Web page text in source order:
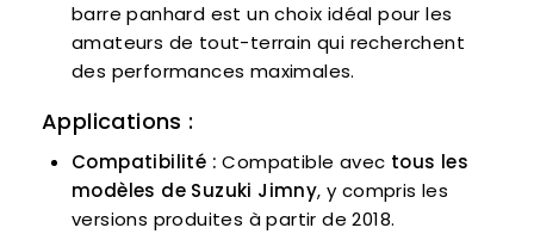
barre panhard est un choix idéal pour les
amateurs de tout-terrain qui recherchent
des performances maximales.
Applications :
Compatibilité : Compatible avec tous les
modèles de Suzuki Jimny, y compris les
versions produites à partir de 2018.